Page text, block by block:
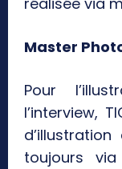
Master
Pour
l’interview,
toujours